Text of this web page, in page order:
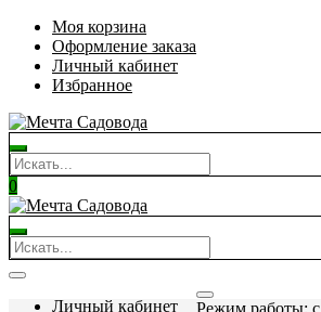
Моя корзина
Оформление заказа
Личный кабинет
Избранное
0
Личный кабинет
Режим работы: c